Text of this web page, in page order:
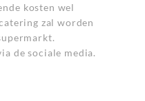
kosten wel
zal worden
de sociale media.